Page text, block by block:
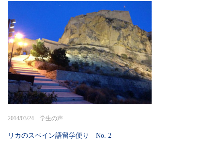
2014/03/24 学生の声
リカのスペイン語留学便り No. 2